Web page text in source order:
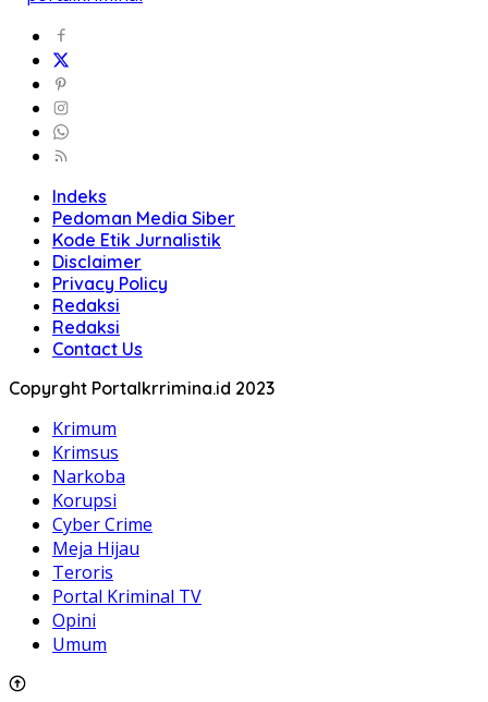
Indeks
Pedoman Media Siber
Kode Etik Jurnalistik
Disclaimer
Privacy Policy
Redaksi
Redaksi
Contact Us
Copyrght Portalkrrimina.id 2023
Krimum
Krimsus
Narkoba
Korupsi
Cyber Crime
Meja Hijau
Teroris
Portal Kriminal TV
Opini
Umum